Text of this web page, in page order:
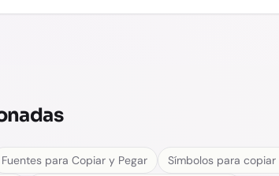
Fuentes para Copiar y Pegar
Símbolos para